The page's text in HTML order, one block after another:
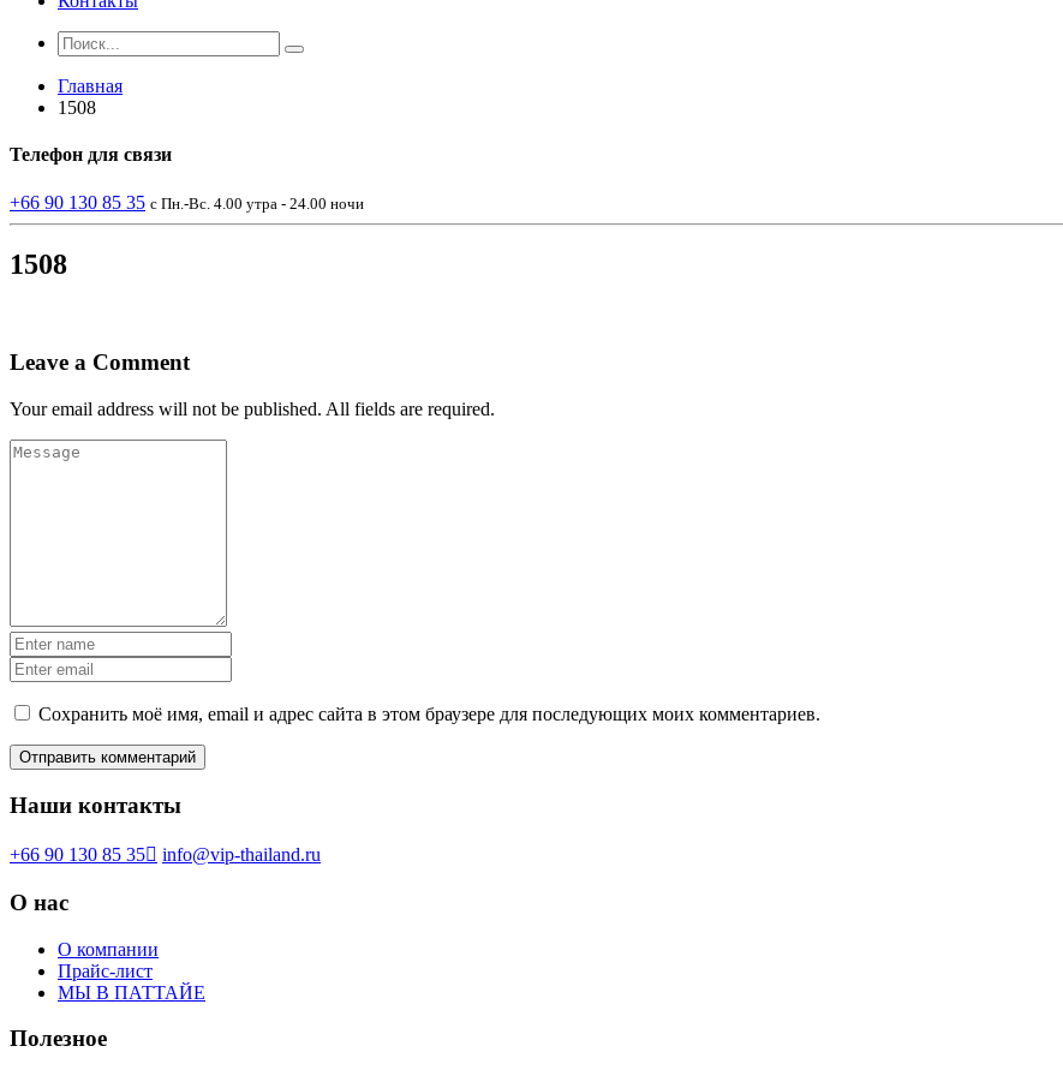
Главная
1508
Телефон для связи
+66 90 130 85 35 с Пн.-Вс. 4.00 утра - 24.00 ночи
1508
Leave a Comment
Your email address will not be published. All fields are required.
Сохранить моё имя, email и адрес сайта в этом браузере для последующих моих комментариев.
Наши контакты
+66 90 130 85 35 info@vip-thailand.ru
О нас
О компании
Прайс-лист
МЫ В ПАТТАЙЕ
Полезное